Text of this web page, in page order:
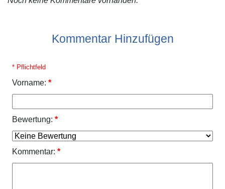
Kommentar Hinzufügen
* Pflichtfeld
Vorname: *
Bewertung: *
Kommentar: *